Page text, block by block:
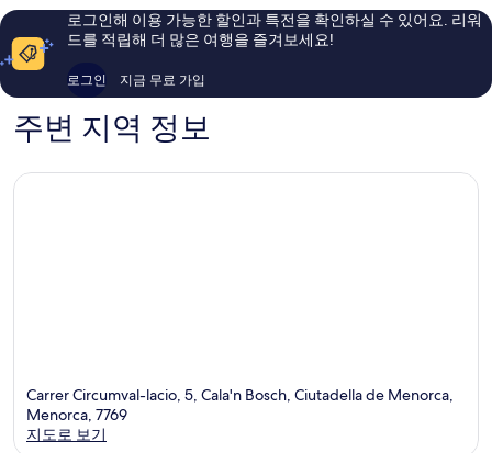
어
전
용
Ciutadella
Menorca
이
후
기
이
용
로그인해 이용 가능한 할인과 특전을 확인하실 수 있어요. 리워
드를 적립해 더 많은 여행을 즐겨보세요!
로그인 지금 무료 가입
주변 지역 정보
Carrer Circumval-lacio, 5, Cala'n Bosch, Ciutadella de Menorca,
Menorca, 7769
지도로 보기